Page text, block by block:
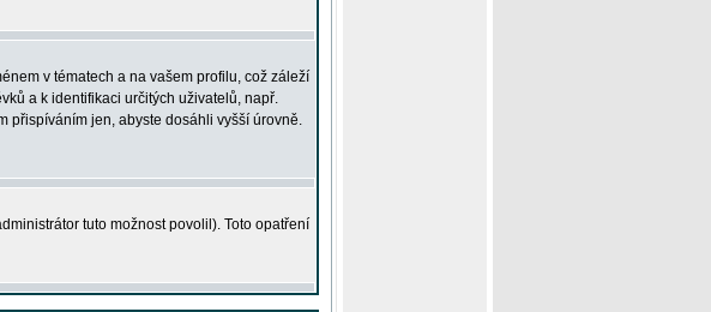
v tématech a na vašem profilu, což záleží
a k identifikaci určitých uživatelů, např.
přispíváním jen, abyste dosáhli vyšší úrovně.
tuto možnost povolil). Toto opatření